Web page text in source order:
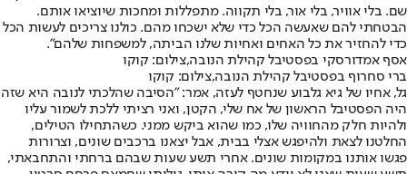
שם. בלי אוויר, בלי אור, בלי תקווה. מתפללות ומחכות שיוציאו אותם.
הבטחתי להם שאעשה הכל כדי שלא ישכחו מהם. כולנו צריכים לעשות הכל
כדי להחזיר את כל האחים ואחיות שלנו הביתה, למשפחות שלהם".
אסף אמדורסקי בפסטיבל קהילת הנובה,צילום: קוקו
ברי סחרוף בפסטיבל קהילת הנובה,צילום: קוקו
גל, אחיו של גיא גלבוע שנחטף לעזה, אמר: "הסיבה שהלכתי לנובה היא שזה
היה הפסטיבל הראשון של אח שלי, הקטן, ואני רציתי ללכת לשמור עליו
ולהיות חלק מהחוויה שלו, כמו שהוא ביקש ממני. כשהתחילו הטילים,
החלטנו לצאת ולהיפגש אצלי בבית, אבל יצאנו ברכבים שונים, וצרורות
פגשו אותנו במקומות שונים. אחרי תשע שעות שבהם ברחתי והתחבאתי,